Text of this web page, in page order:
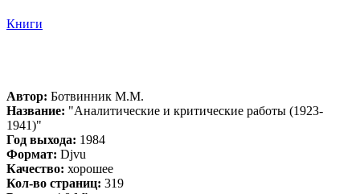
Книги
Автор: Ботвинник М.М.
Название: "Аналитические и критические работы (1923-
1941)"
Год выхода: 1984
Формат: Djvu
Качество: хорошее
Кол-во страниц: 319